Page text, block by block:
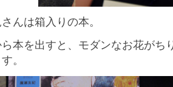
んは箱入りの本。
本を出すと、モダンなお花がち
。